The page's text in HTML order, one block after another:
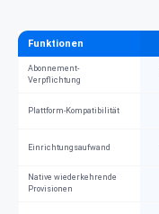
Funktionen
Abonnement-
Verpflichtung
Plattform-Kompatibilität
Einrichtungsaufwand
Native wiederkehrende
Provisionen